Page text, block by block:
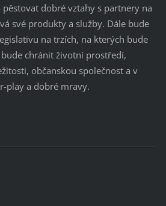
dobré vztahy s partnery na
své produkty a služby. Dále bude
na trzích, na kterých bude
chránit životní prostředí,
občanskou společnost a v
play a dobré mravy.